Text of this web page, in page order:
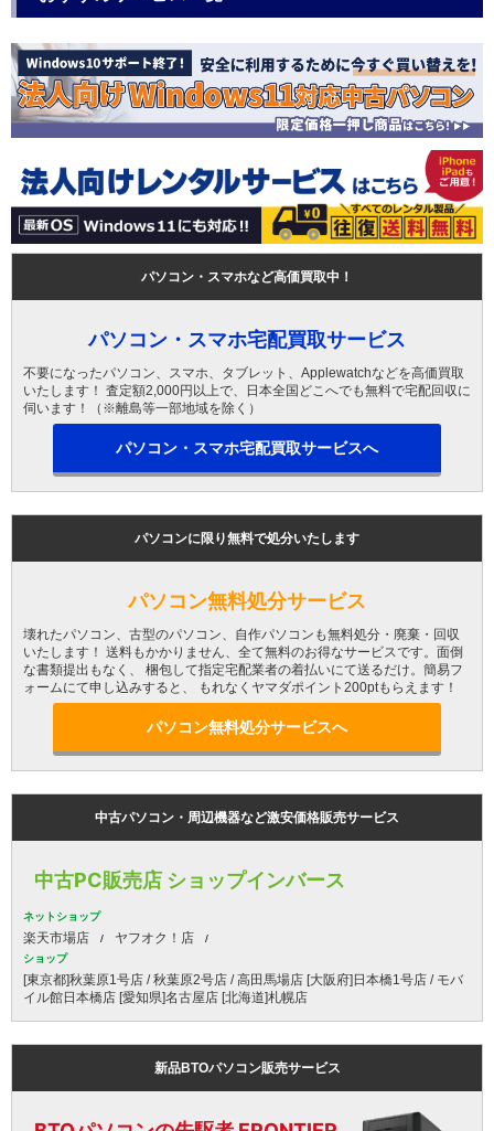
パソコン・スマホなど高価買取中！
パソコン・スマホ宅配買取サービス
不要になったパソコン、スマホ、タブレット、Applewatchなどを高価買取
いたします！ 査定額2,000円以上で、日本全国どこへでも無料で宅配回収に
伺います！（※離島等一部地域を除く）
パソコン・スマホ宅配買取サービスへ
パソコンに限り無料で処分いたします
パソコン無料処分サービス
壊れたパソコン、古型のパソコン、自作パソコンも無料処分・廃棄・回収
いたします！ 送料もかかりません、全て無料のお得なサービスです。面倒
な書類提出もなく、 梱包して指定宅配業者の着払いにて送るだけ。簡易フ
ォームにて申し込みすると、 もれなくヤマダポイント200ptもらえます！
パソコン無料処分サービスへ
中古パソコン・周辺機器など激安価格販売サービス
中古PC販売店 ショップインバース
ネットショップ
楽天市場店 ヤフオク！店
ショップ
[東京都]秋葉原1号店 / 秋葉原2号店 / 高田馬場店 [大阪府]日本橋1号店 / モバ
イル館日本橋店 [愛知県]名古屋店 [北海道]札幌店
新品BTOパソコン販売サービス